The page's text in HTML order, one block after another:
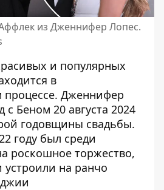
из Дженнифер Лопес.
и популярных
в
процессе. Дженнифер
с Беном 20 августа 2024
годовщины свадьбы.
году был среди
роскошное торжество,
устроили на ранчо